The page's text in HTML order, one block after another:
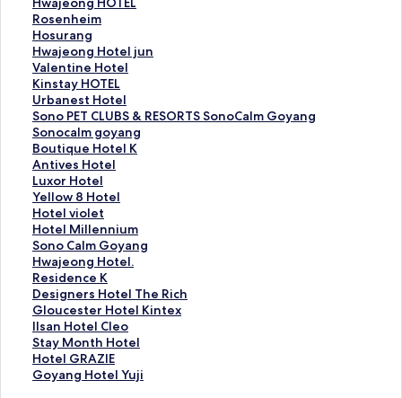
a
j
u
n
g
h
o
t
e
l
j
u
n
的
連
結
w
a
j
e
o
n
g
H
O
T
E
L
的
連
結
Rosenheim
R
o
s
e
n
h
e
i
m
的
連
結
Hosurang
H
o
s
u
r
a
n
g
的
連
結
Hwajeong Hotel jun
H
w
a
j
e
o
n
g
H
o
t
e
l
j
u
n
的
連
結
Valentine Hotel
V
a
l
e
n
t
i
n
e
H
o
t
e
l
的
連
結
Kinstay HOTEL
K
i
n
s
t
a
y
H
O
T
E
L
的
連
結
Urbanest Hotel
U
r
b
a
n
e
s
t
H
o
t
e
l
的
連
結
Sono PET CLUBS & RESORTS SonoCalm Goyang
S
o
n
o
P
E
T
C
L
U
B
S
&
R
E
S
O
Sonocalm goyang
S
o
n
o
c
a
l
m
g
o
y
a
n
g
的
連
Boutique Hotel K
B
o
u
t
i
q
u
e
H
o
t
e
l
K
的
Antives Hotel
A
n
t
i
v
e
s
H
o
t
e
l
的
連
Luxor Hotel
L
u
x
o
r
H
o
t
e
l
的
連
結
Yellow 8 Hotel
Y
e
l
l
o
w
8
H
o
t
e
l
Hotel violet
H
o
t
e
l
v
i
o
l
e
t
Hotel Millennium
H
o
t
e
l
M
i
l
l
e
Sono Calm Goyang
S
o
n
o
C
a
l
m
G
Hwajeong Hotel.
H
w
a
j
e
o
n
g
Residence K
R
e
s
i
d
e
n
Designers Hotel The Rich
D
e
s
i
g
n
Gloucester Hotel Kintex
G
l
o
u
c
Ilsan Hotel Cleo
I
l
s
a
Stay Month Hotel
S
t
a
Hotel GRAZIE
H
o
Goyang Hotel Yuji
G